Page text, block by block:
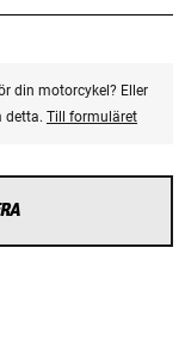
din motorcykel? Eller
detta. Till formuläret